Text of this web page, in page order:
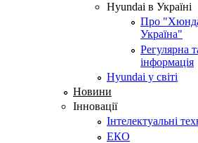
Hyundai в Україні
Про
Україна"
Регулярна
інформація
Hyundai у світі
Новини
Інновації
Інтелектуальні
ЕКО